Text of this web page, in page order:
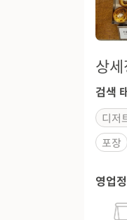
상
검색
디저
포장
영업